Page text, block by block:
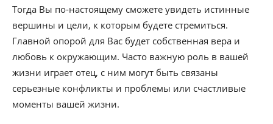
Тогда Вы по-настоящему сможете увидеть истинные
вершины и цели, к которым будете стремиться.
Главной опорой для Вас будет собственная вера и
любовь к окружающим. Часто важную роль в вашей
жизни играет отец, с ним могут быть связаны
серьезные конфликты и проблемы или счастливые
моменты вашей жизни.